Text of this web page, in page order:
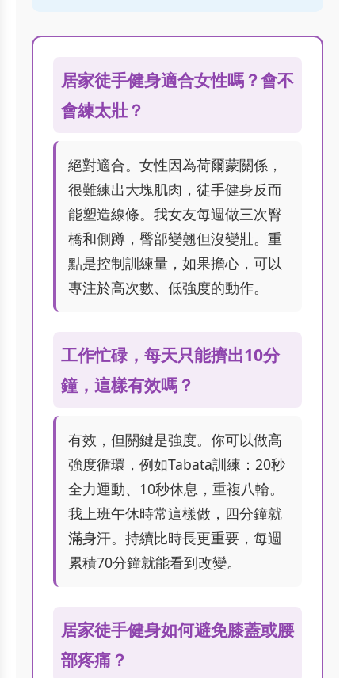
居家徒手健身適合女性嗎？會不
會練太壯？
絕對適合。女性因為荷爾蒙關係，
很難練出大塊肌肉，徒手健身反而
能塑造線條。我女友每週做三次臀
橋和側蹲，臀部變翹但沒變壯。重
點是控制訓練量，如果擔心，可以
專注於高次數、低強度的動作。
工作忙碌，每天只能擠出10分
鐘，這樣有效嗎？
有效，但關鍵是強度。你可以做高
強度循環，例如Tabata訓練：20秒
全力運動、10秒休息，重複八輪。
我上班午休時常這樣做，四分鐘就
滿身汗。持續比時長更重要，每週
累積70分鐘就能看到改變。
居家徒手健身如何避免膝蓋或腰
部疼痛？